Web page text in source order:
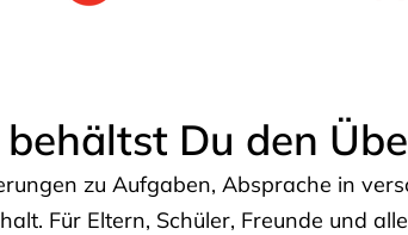
Du den
zu Aufgaben, Absprache in
Für Eltern, Schüler, Freunde und